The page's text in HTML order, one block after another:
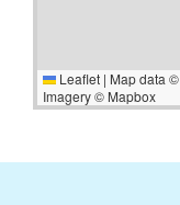
Leaflet | Map data ©
Imagery © Mapbox